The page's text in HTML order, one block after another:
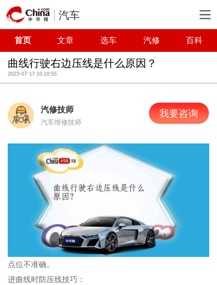
汽车
首页 文章 选车 汽修 百科
曲线行驶右边压线是什么原因？
2023-07-17 16:18:55
汽修技师
汽车维修技师
我要咨询
点位不准确。
进曲线时防压线技巧：